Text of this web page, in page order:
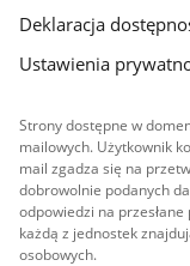
Deklaracja
Ustawienia
Strony dostępne w
mailowych. Użytkownik
mail zgadza się na
dobrowolnie podanych
odpowiedzi na
każdą z jednostek
osobowych.